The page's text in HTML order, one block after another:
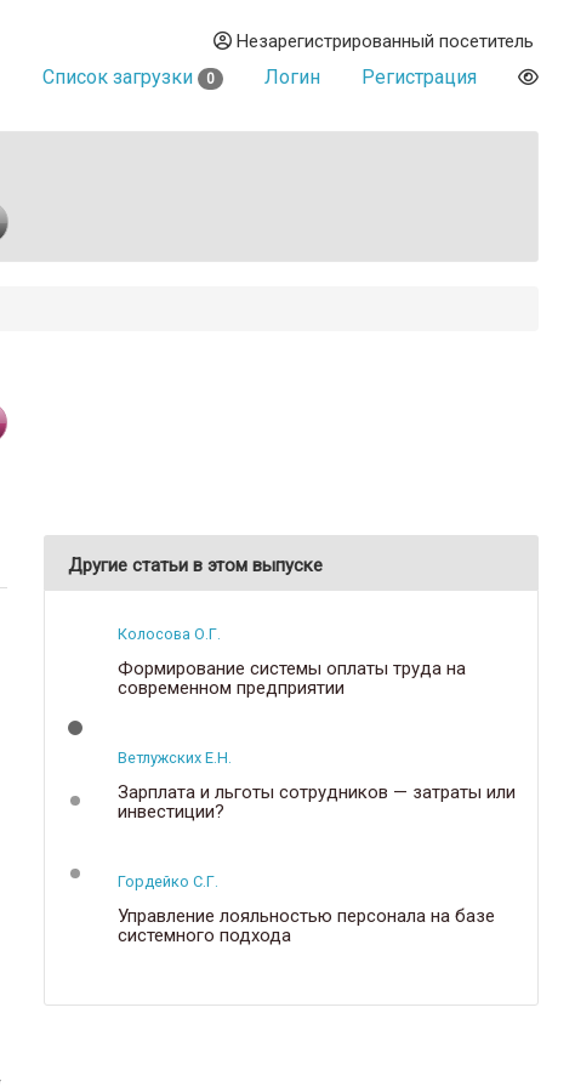
Незарегистрированный посетитель
Список загрузки 0 Логин Регистрация
Другие статьи в этом выпуске
Колосова О.Г.
Формирование системы оплаты труда на
современном предприятии
Ветлужских Е.Н.
Зарплата и льготы сотрудников — затраты или
инвестиции?
Гордейко С.Г.
Управление лояльностью персонала на базе
системного подхода